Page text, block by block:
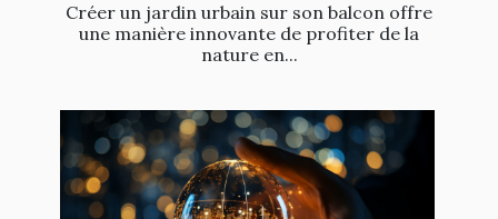
Créer un jardin urbain sur son balcon offre
une manière innovante de profiter de la
nature en...